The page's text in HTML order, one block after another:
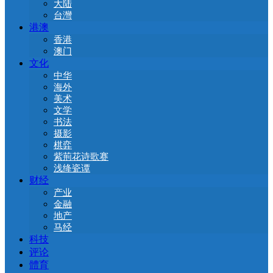
大陆
台灣
港澳
香港
澳门
文化
中华
海外
美术
文学
书法
摄影
棋弈
紫荊花诗歌赛
浅绛瓷谭
财经
产业
金融
地产
马经
科技
评论
體育